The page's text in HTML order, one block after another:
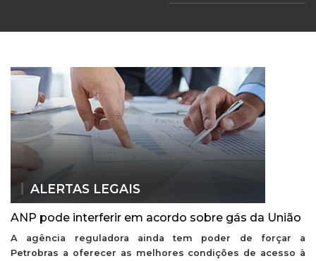
ALERTAS LEGAIS
ANP pode interferir em acordo sobre gás da União
A agência reguladora ainda tem poder de forçar a
Petrobras a oferecer as melhores condições de acesso à